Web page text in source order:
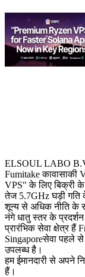
ELSOUL LABO
Fumitake कावासाकी
VPS" के लिए बिक्री
तेज 5.7GHz घड़ी गति
शून्य से अधिक नीति के
नंगे धातु स्तर के प्रदर्शन
प्रारंभिक सेवा क्षेत्र
Singaporeसेवा पहले से
उपलब्ध है।
हम ईमानदारी से अपने
हैं।